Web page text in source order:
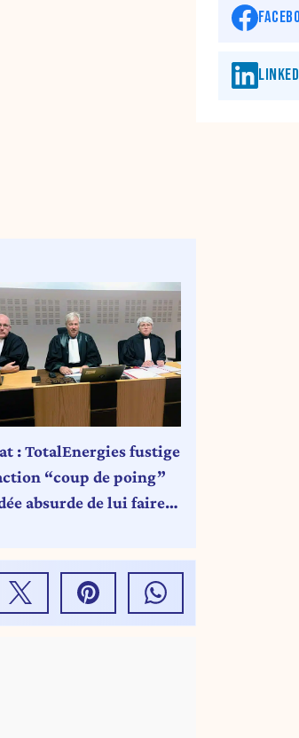
: TotalEnergies fustige
“coup de poing”
absurde de lui faire